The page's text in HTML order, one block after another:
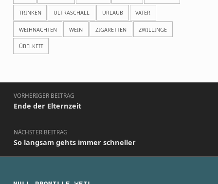
TRINKEN ULTRASCHALL URLAUB VÄTER
WEIHNACHTEN WEIN ZIGARETTEN ZWILLINGE
ÜBELKEIT
Beitragsnavigation
VORHERIGER BEITRAG
Ende der Elternzeit
NÄCHSTER BEITRAG
So langsam gehts immer schneller